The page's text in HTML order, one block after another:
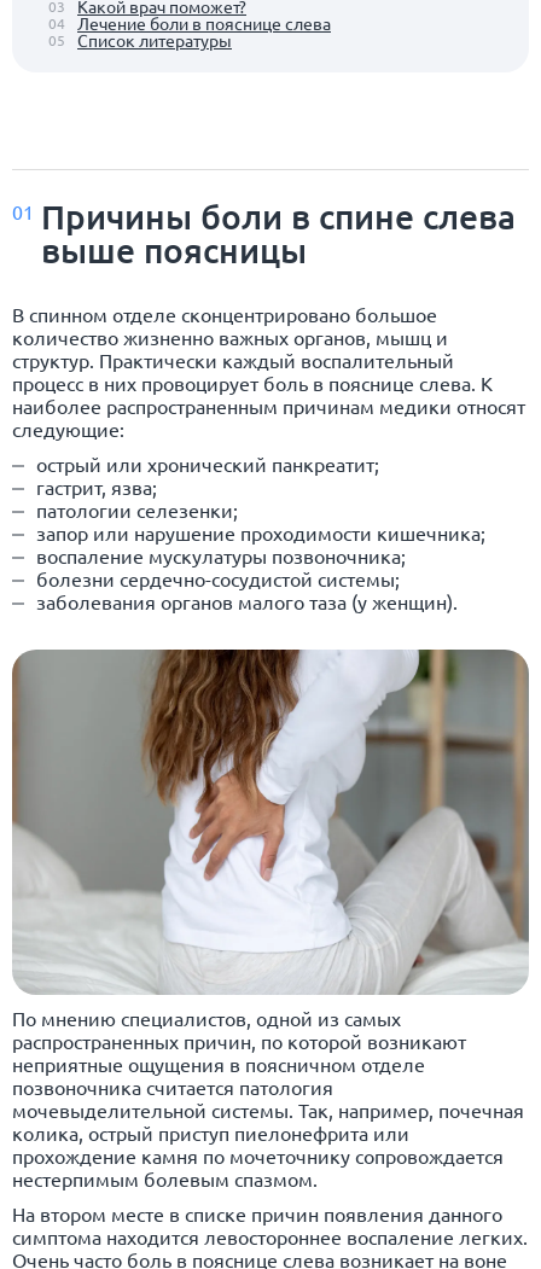
03 Какой врач поможет?
04 Лечение боли в пояснице слева
05 Список литературы
01 Причины боли в спине слева
выше поясницы
В спинном отделе сконцентрировано большое
количество жизненно важных органов, мышц и
структур. Практически каждый воспалительный
процесс в них провоцирует боль в пояснице слева. К
наиболее распространенным причинам медики относят
следующие:
острый или хронический панкреатит;
гастрит, язва;
патологии селезенки;
запор или нарушение проходимости кишечника;
воспаление мускулатуры позвоночника;
болезни сердечно-сосудистой системы;
заболевания органов малого таза (у женщин).
По мнению специалистов, одной из самых
распространенных причин, по которой возникают
неприятные ощущения в поясничном отделе
позвоночника считается патология
мочевыделительной системы. Так, например, почечная
колика, острый приступ пиелонефрита или
прохождение камня по мочеточнику сопровождается
нестерпимым болевым спазмом.
На втором месте в списке причин появления данного
симптома находится левостороннее воспаление легких.
Очень часто боль в пояснице слева возникает на воне